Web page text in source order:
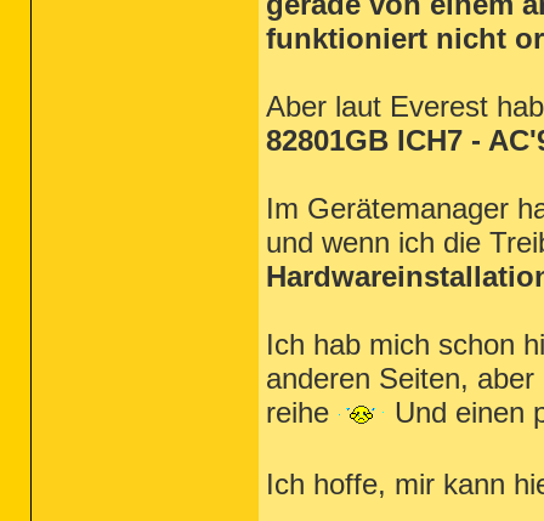
funktioniert nicht
Aber laut Everest
82801GB ICH7 -
Im Gerätemanager
und wenn ich die
Ich hab mich schon
anderen Seiten,
reihe
Und einen
Ich hoffe, mir kann